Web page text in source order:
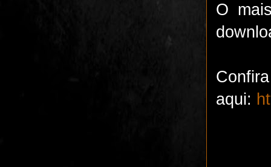
O
aqui: